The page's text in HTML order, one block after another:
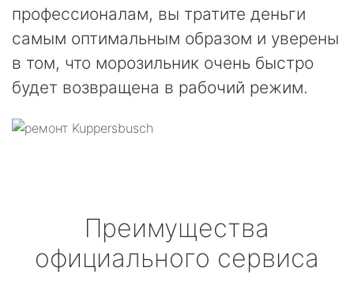
профессионалам, вы тратите деньги
самым оптимальным образом и уверены
в том, что морозильник очень быстро
будет возвращена в рабочий режим.
Преимущества
официального сервиса